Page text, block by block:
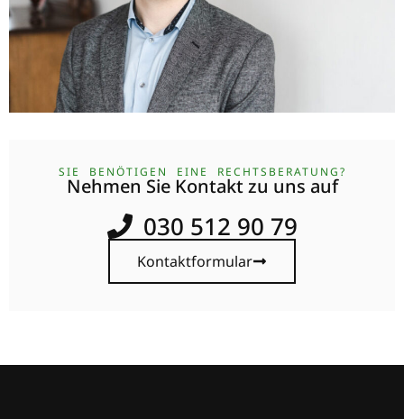
SIE BENÖTIGEN EINE RECHTSBERATUNG?
Nehmen Sie Kontakt zu uns auf
030 512 90 79
Kontaktformular